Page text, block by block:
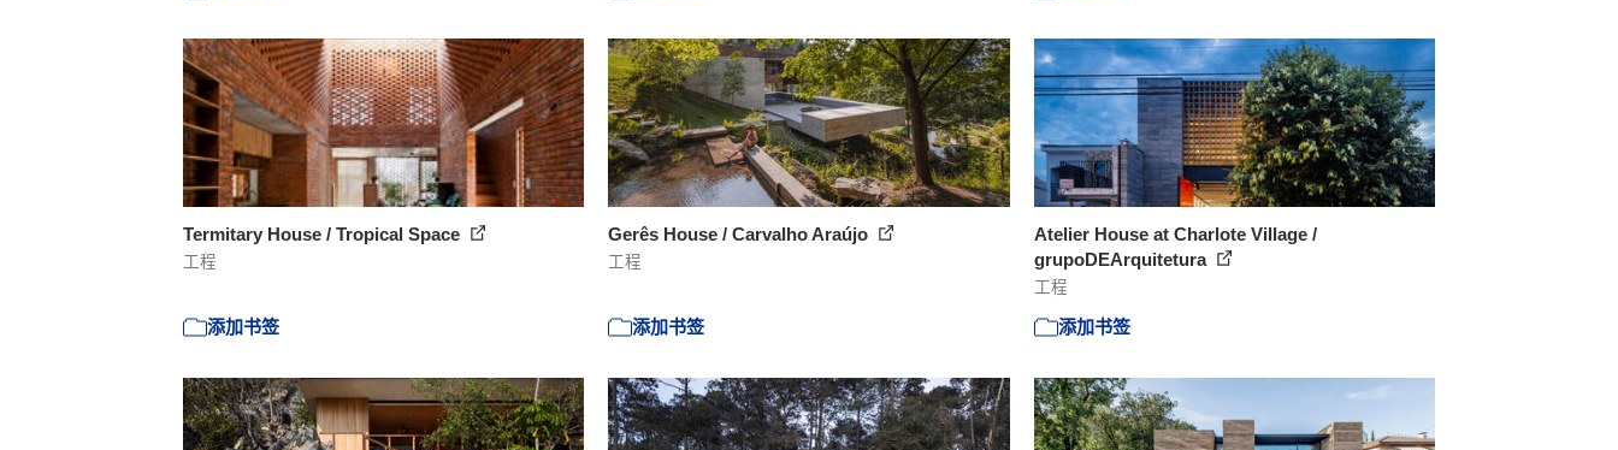
Termitary House / Tropical Space
工程
添加书签
Gerês House / Carvalho Araújo
工程
添加书签
Atelier House at Charlote Village /
grupoDEArquitetura
工程
添加书签